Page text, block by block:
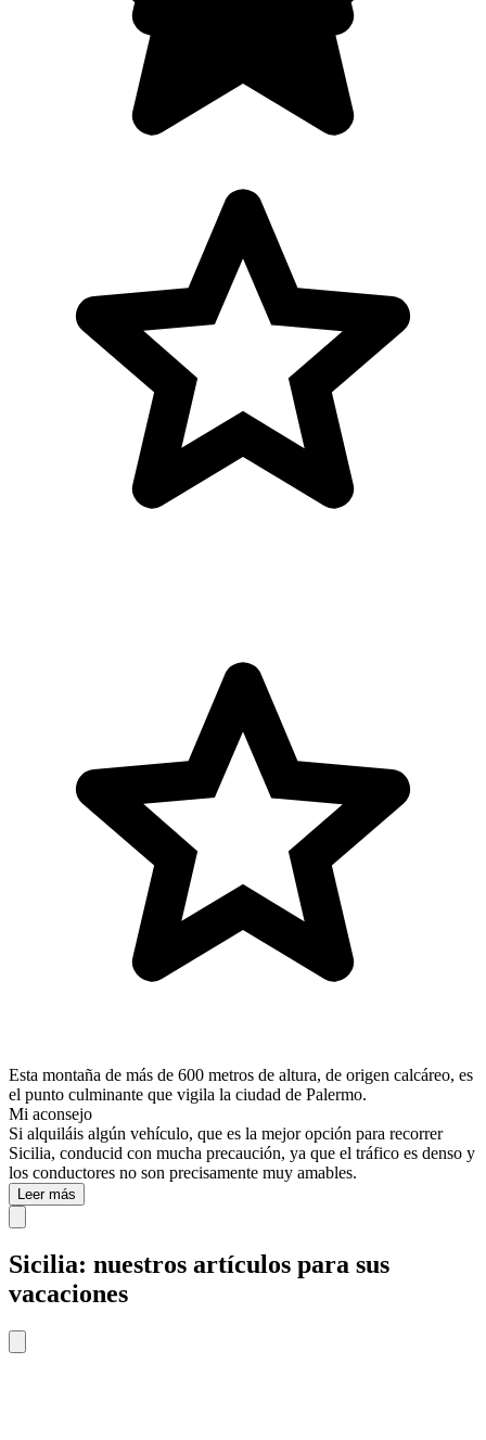
Esta montaña de más de 600 metros de altura, de origen calcáreo, es
el punto culminante que vigila la ciudad de Palermo.
Mi aconsejo
Si alquiláis algún vehículo, que es la mejor opción para recorrer
Sicilia, conducid con mucha precaución, ya que el tráfico es denso y
los conductores no son precisamente muy amables.
Leer más
Sicilia: nuestros artículos para sus
vacaciones